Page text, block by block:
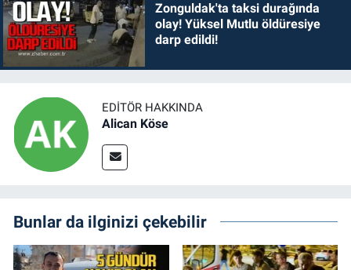
Zonguldak'ta taksi durağında
olay! Yüksel Mutlu öldüresiye
darp edildi!
EDITÖR HAKKINDA
Alican Köse
Bunlar da ilginizi çekebilir